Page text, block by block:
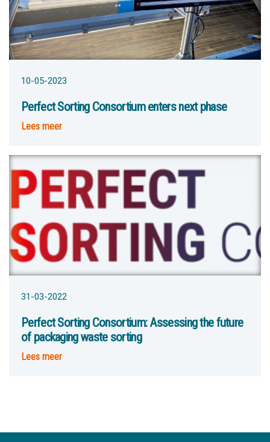
10-05-2023
Perfect Sorting Consortium enters next phase
Lees meer
31-03-2022
Perfect Sorting Consortium: Assessing the future
of packaging waste sorting
Lees meer